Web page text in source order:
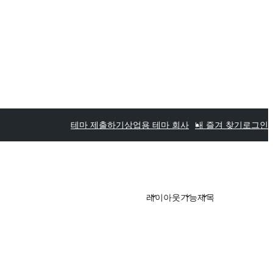
테마 제출하기상업용 테마 회사 내 즐겨 찾기 로그인
레이아웃기능제목